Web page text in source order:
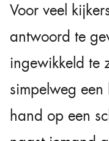
Voor veel
antwoord te
ingewikkeld te
simpelweg
hand op een